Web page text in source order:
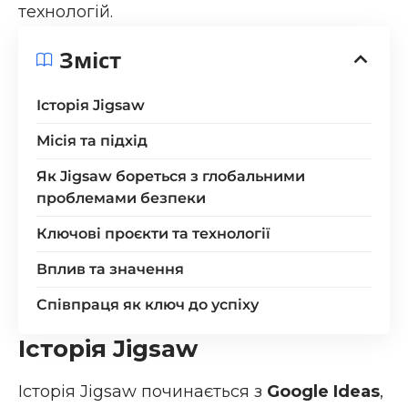
технологій.
Зміст
Історія Jigsaw
Місія та підхід
Як Jigsaw бореться з глобальними
проблемами безпеки
Ключові проєкти та технології
Вплив та значення
Співпраця як ключ до успіху
Історія Jigsaw
Історія Jigsaw починається з Google Ideas,